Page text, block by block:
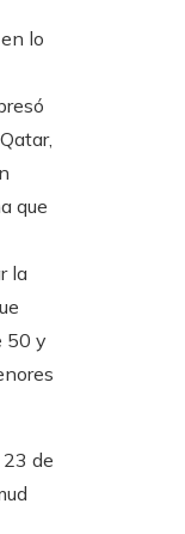
lo
que
la
50 y
de